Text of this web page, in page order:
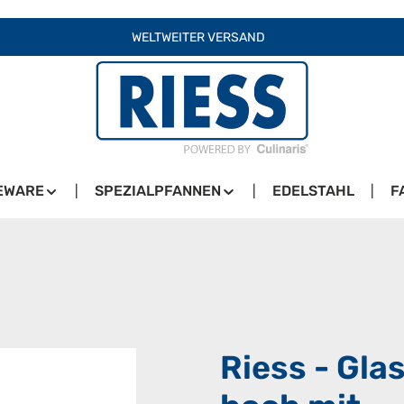
WELTWEITER VERSAND
SPEZIALPFANNEN EDELSTAHL
Riess -